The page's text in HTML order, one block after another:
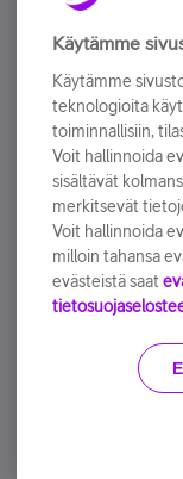
Tilaa Telian
sähköpostiisi.
Tilaa nyt
Käytämme
Käytämme
teknologioita
toiminnallisiin,
Voit hallinnoida
sisältävät
merkitsevät
Voit hallinnoida
milloin tahansa
evästeistä saat